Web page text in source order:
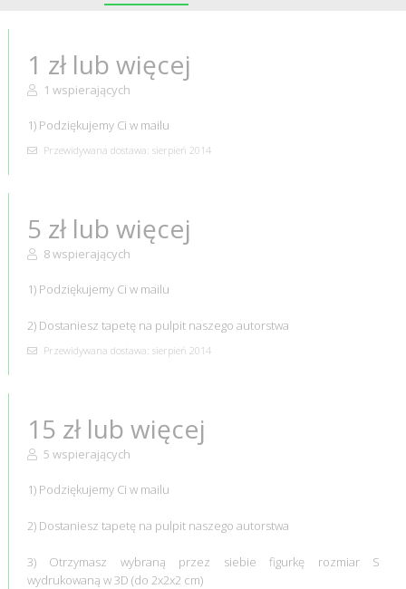
1 zł lub więcej
1 wspierających
1) Podziękujemy Ci w mailu
Przewidywana dostawa: sierpień 2014
5 zł lub więcej
8 wspierających
1) Podziękujemy Ci w mailu
2) Dostaniesz tapetę na pulpit naszego autorstwa
Przewidywana dostawa: sierpień 2014
15 zł lub więcej
5 wspierających
1) Podziękujemy Ci w mailu
2) Dostaniesz tapetę na pulpit naszego autorstwa
3) Otrzymasz wybraną przez siebie figurkę rozmiar S
wydrukowaną w 3D (do 2x2x2 cm)